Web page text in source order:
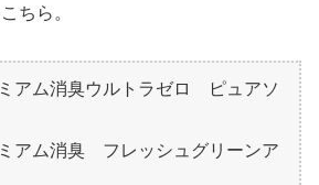
ちら。
アム消臭ウルトラゼロ ピュアソ
アム消臭 フレッシュグリーンア